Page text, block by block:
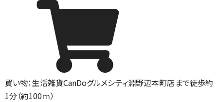
買い物：生活雑貨CanDoグルメシティ淵野辺本町店まで徒歩約
1分（約100ｍ）